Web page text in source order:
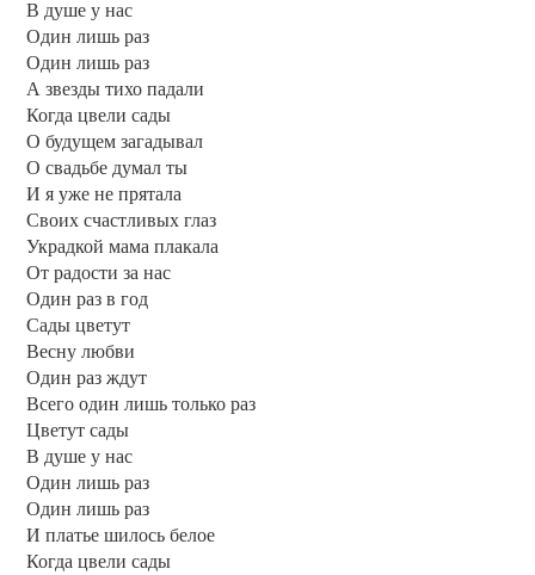
В душе у нас
Один лишь раз
Один лишь раз
А звезды тихо падали
Когда цвели сады
О будущем загадывал
О свадьбе думал ты
И я уже не прятала
Своих счастливых глаз
Украдкой мама плакала
От радости за нас
Один раз в год
Сады цветут
Весну любви
Один раз ждут
Всего один лишь только раз
Цветут сады
В душе у нас
Один лишь раз
Один лишь раз
И платье шилось белое
Когда цвели сады